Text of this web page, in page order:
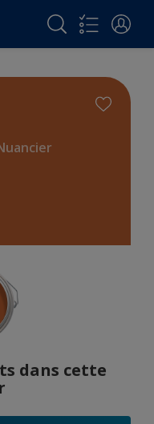
dans cette